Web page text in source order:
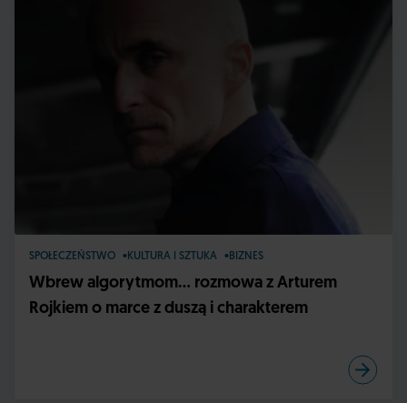
SPOŁECZEŃSTWO KULTURA I SZTUKA BIZNES
Wbrew algorytmom... rozmowa z Arturem
Rojkiem o marce z duszą i charakterem